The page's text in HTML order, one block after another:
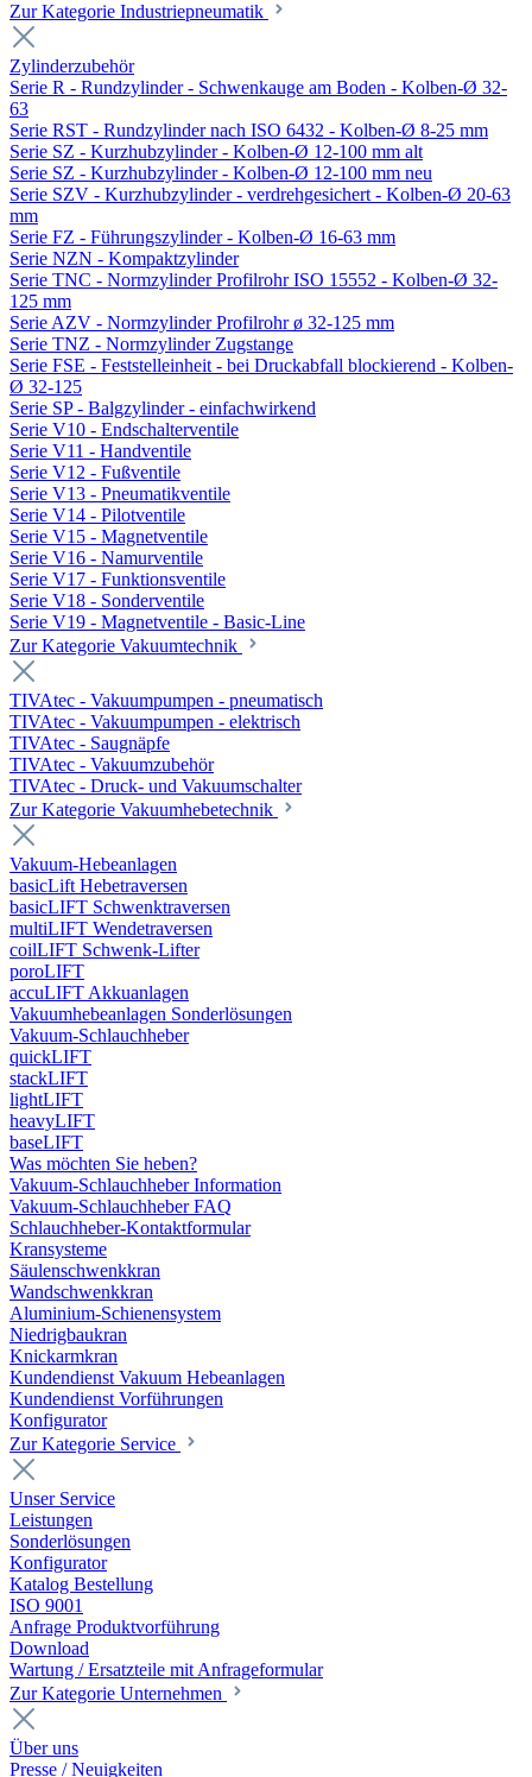
Zur Kategorie Industriepneumatik
Zylinderzubehör
Serie R - Rundzylinder - Schwenkauge am Boden - Kolben-Ø 32-
63
Serie RST - Rundzylinder nach ISO 6432 - Kolben-Ø 8-25 mm
Serie SZ - Kurzhubzylinder - Kolben-Ø 12-100 mm alt
Serie SZ - Kurzhubzylinder - Kolben-Ø 12-100 mm neu
Serie SZV - Kurzhubzylinder - verdrehgesichert - Kolben-Ø 20-63
mm
Serie FZ - Führungszylinder - Kolben-Ø 16-63 mm
Serie NZN - Kompaktzylinder
Serie TNC - Normzylinder Profilrohr ISO 15552 - Kolben-Ø 32-
125 mm
Serie AZV - Normzylinder Profilrohr ø 32-125 mm
Serie TNZ - Normzylinder Zugstange
Serie FSE - Feststelleinheit - bei Druckabfall blockierend - Kolben-
Ø 32-125
Serie SP - Balgzylinder - einfachwirkend
Serie V10 - Endschalterventile
Serie V11 - Handventile
Serie V12 - Fußventile
Serie V13 - Pneumatikventile
Serie V14 - Pilotventile
Serie V15 - Magnetventile
Serie V16 - Namurventile
Serie V17 - Funktionsventile
Serie V18 - Sonderventile
Serie V19 - Magnetventile - Basic-Line
Zur Kategorie Vakuumtechnik
TIVAtec - Vakuumpumpen - pneumatisch
TIVAtec - Vakuumpumpen - elektrisch
TIVAtec - Saugnäpfe
TIVAtec - Vakuumzubehör
TIVAtec - Druck- und Vakuumschalter
Zur Kategorie Vakuumhebetechnik
Vakuum-Hebeanlagen
basicLift Hebetraversen
basicLIFT Schwenktraversen
multiLIFT Wendetraversen
coilLIFT Schwenk-Lifter
poroLIFT
accuLIFT Akkuanlagen
Vakuumhebeanlagen Sonderlösungen
Vakuum-Schlauchheber
quickLIFT
stackLIFT
lightLIFT
heavyLIFT
baseLIFT
Was möchten Sie heben?
Vakuum-Schlauchheber Information
Vakuum-Schlauchheber FAQ
Schlauchheber-Kontaktformular
Kransysteme
Säulenschwenkkran
Wandschwenkkran
Aluminium-Schienensystem
Niedrigbaukran
Knickarmkran
Kundendienst Vakuum Hebeanlagen
Kundendienst Vorführungen
Konfigurator
Zur Kategorie Service
Unser Service
Leistungen
Sonderlösungen
Konfigurator
Katalog Bestellung
ISO 9001
Anfrage Produktvorführung
Download
Wartung / Ersatzteile mit Anfrageformular
Zur Kategorie Unternehmen
Über uns
Presse / Neuigkeiten